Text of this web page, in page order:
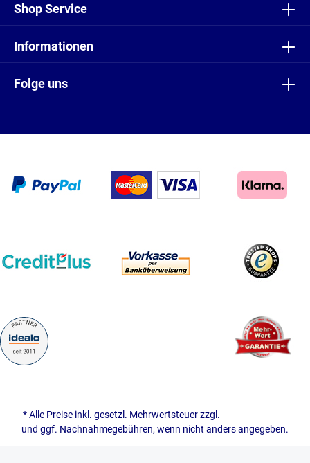
Folge uns
Shop Service
Informationen
* Alle Preise inkl. gesetzl. Mehrwertsteuer zzgl.
und ggf. Nachnahmegebühren, wenn nicht anders angegeben.